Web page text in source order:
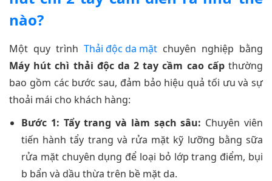
nào?
Một quy trình Thải độc da mặt chuyên nghiệp bằng
Máy hút chì thải độc da 2 tay cầm cao cấpthường
bao gồm các bước sau, đảm bảo hiệu quả tối ưu và sự
thoải mái cho khách hàng:
Bước 1: Tẩy trang và làm sạch sâu: Chuyên viên
tiến hành tẩy trang và rửa mặt kỹ lưỡng bằng sữa
rửa mặt chuyên dụng để loại bỏ lớp trang điểm, bụi
b bẩn và dầu thừa trên bề mặt da.